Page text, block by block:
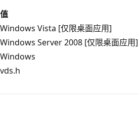
值
Windows Vista [仅限桌面应用]
Windows Server 2008 [仅限桌面应用]
Windows
vds.h